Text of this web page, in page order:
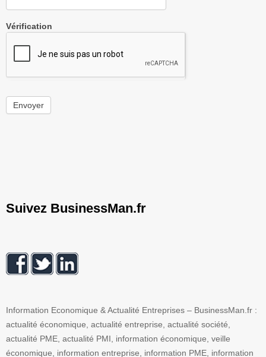
Vérification
Envoyer
Suivez BusinessMan.fr
Information Economique & Actualité Entreprises – BusinessMan.fr :
actualité économique, actualité entreprise, actualité société,
actualité PME, actualité PMI, information économique, veille
économique, information entreprise, information PME, information